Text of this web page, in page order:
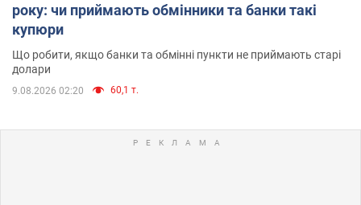
року: чи приймають обмінники та банки такі
купюри
Що робити, якщо банки та обмінні пункти не приймають старі
долари
9.08.2026 02:20 60,1 т.